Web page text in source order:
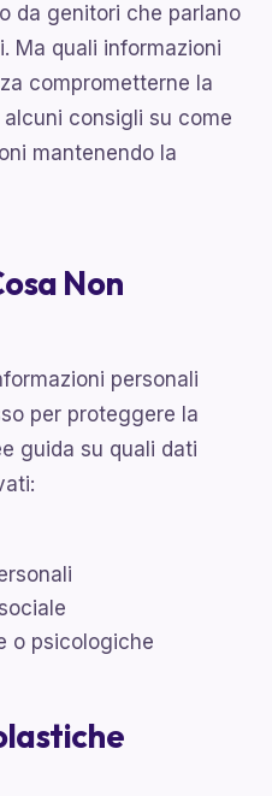
da genitori che parlano
Ma quali informazioni
comprometterne la
consigli su come
mantenendo la
Non
personali
per proteggere la
guida su quali dati
o psicologiche